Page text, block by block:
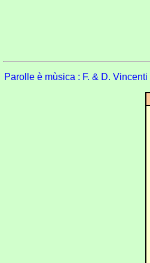
Parolle è mùsica : F. & D. Vincenti